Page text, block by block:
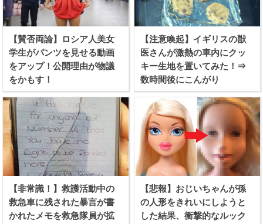
【賛否両論】ロシア人美女
学生がパンツを見せる動画
をアップ！公開理由が物議
をかもす！
【注意喚起】イギリスの獣
医さんが激熱の車内にクッ
キー生地を置いてみた！⇒
数時間後にこんがり
【非常識！】救護活動中の
救急車に残された暴言が書
かれたメモを救急隊員が拡
【悲報】おじいちゃんが孫
の人形をきれいにしようと
した結果、衝撃的なルック